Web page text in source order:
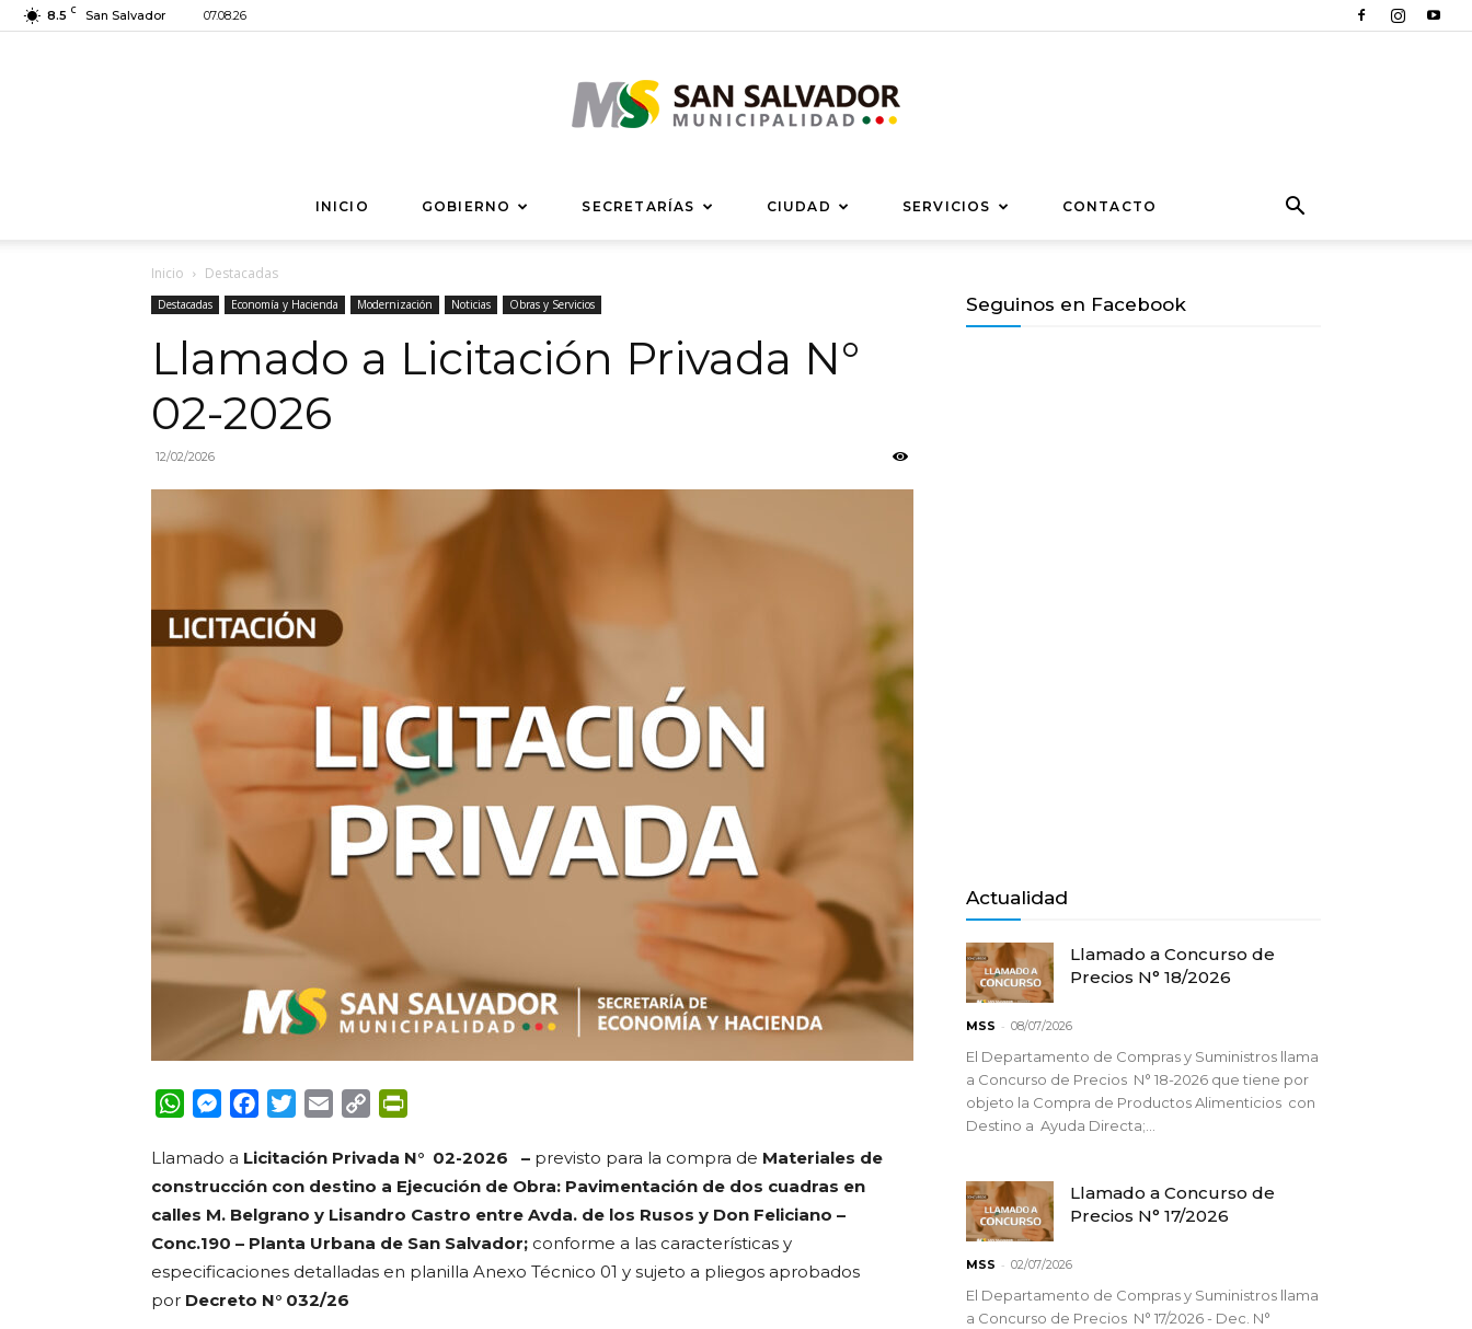
8.5 C San Salvador 07.08.26
Municipalidad
INICIO GOBIERNO SECRETARÍAS CIUDAD SERVICIOS CONTACTO
Inicio Destacadas
Destacadas Economía y Hacienda Modernización Noticias Obras y Servicios
Llamado a Licitación Privada N°
02-2026
12/02/2026
WhatsApp
Messenger
FacebookTwitterEmail Copy
Llamado a Licitación Privada N° 02-2026 – previsto para la compra de Materiales de
construcción con destino a Ejecución de Obra: Pavimentación de dos cuadras en
calles M. Belgrano y Lisandro Castro entre Avda. de los Rusos y Don Feliciano –
Conc.190 – Planta Urbana de San Salvador; conforme a las características y
especificaciones detalladas en planilla Anexo Técnico 01 y sujeto a pliegos aprobados
por Decreto N° 032/26
Seguinos en Facebook
Actualidad
Llamado a Concurso de
Precios N° 18/2026
MSS - 08/07/2026
El Departamento de Compras y Suministros llama
a Concurso de Precios N° 18-2026 que tiene por
objeto la Compra de Productos Alimenticios con
Destino a Ayuda Directa;...
Llamado a Concurso de
Precios N° 17/2026
MSS - 02/07/2026
El Departamento de Compras y Suministros llama
a Concurso de Precios N° 17/2026 - Dec. N°